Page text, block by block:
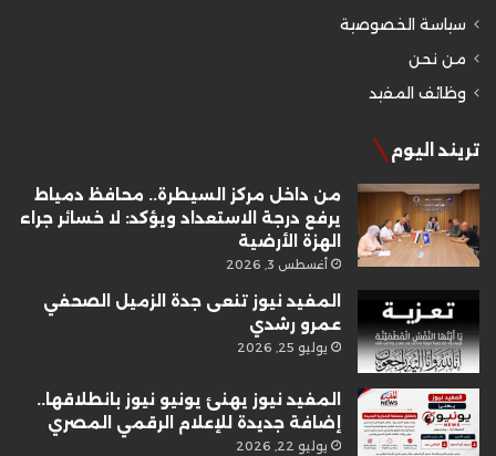
سياسة الخصوصية
من نحن
وظائف المفيد
تريند اليوم
من داخل مركز السيطرة.. محافظ دمياط
يرفع درجة الاستعداد ويؤكد: لا خسائر جراء
الهزة الأرضية
أغسطس 3, 2026
المفيد نيوز تنعى جدة الزميل الصحفي
عمرو رشدي
يوليو 25, 2026
المفيد نيوز يهنئ يونيو نيوز بانطلاقها..
إضافة جديدة للإعلام الرقمي المصري
يوليو 22, 2026